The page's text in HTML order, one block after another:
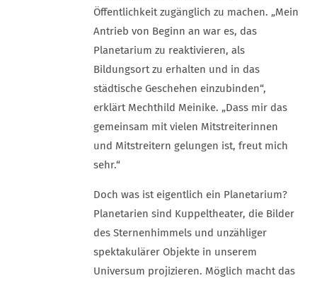
Öffentlichkeit zugänglich zu machen. „Mein
Antrieb von Beginn an war es, das
Planetarium zu reaktivieren, als
Bildungsort zu erhalten und in das
städtische Geschehen einzubinden“,
erklärt Mechthild Meinike. „Dass mir das
gemeinsam mit vielen Mitstreiterinnen
und Mitstreitern gelungen ist, freut mich
sehr.“
Doch was ist eigentlich ein Planetarium?
Planetarien sind Kuppeltheater, die Bilder
des Sternenhimmels und unzähliger
spektakulärer Objekte in unserem
Universum projizieren. Möglich macht das